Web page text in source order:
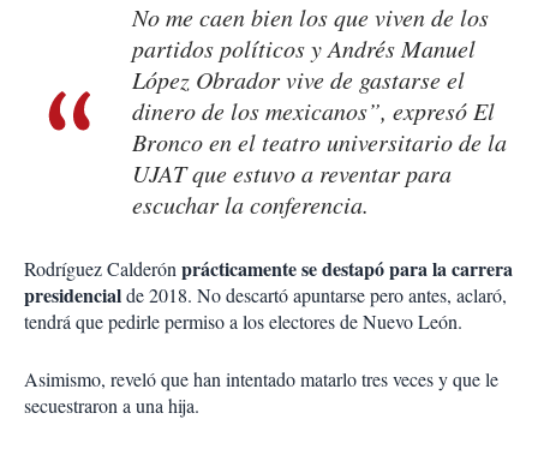
No me caen bien los que viven de los
partidos políticos y Andrés Manuel
López Obrador vive de gastarse el
dinero de los mexicanos”, expresó El
Bronco en el teatro universitario de la
UJAT que estuvo a reventar para
escuchar la conferencia.
Rodríguez Calderónprácticamente se destapó para la carrera
presidencialde 2018. No descartó apuntarse pero antes, aclaró,
tendrá que pedirle permiso a los electores de Nuevo León.
Asimismo, reveló que han intentado matarlo tres veces y que le
secuestraron a una hija.